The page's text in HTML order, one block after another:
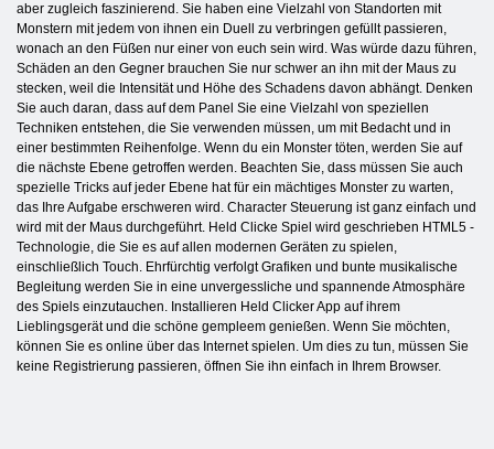
aber zugleich faszinierend. Sie haben eine Vielzahl von Standorten mit
Monstern mit jedem von ihnen ein Duell zu verbringen gefüllt passieren,
wonach an den Füßen nur einer von euch sein wird. Was würde dazu führen,
Schäden an den Gegner brauchen Sie nur schwer an ihn mit der Maus zu
stecken, weil die Intensität und Höhe des Schadens davon abhängt. Denken
Sie auch daran, dass auf dem Panel Sie eine Vielzahl von speziellen
Techniken entstehen, die Sie verwenden müssen, um mit Bedacht und in
einer bestimmten Reihenfolge. Wenn du ein Monster töten, werden Sie auf
die nächste Ebene getroffen werden. Beachten Sie, dass müssen Sie auch
spezielle Tricks auf jeder Ebene hat für ein mächtiges Monster zu warten,
das Ihre Aufgabe erschweren wird. Character Steuerung ist ganz einfach und
wird mit der Maus durchgeführt. Held Clicke Spiel wird geschrieben HTML5 -
Technologie, die Sie es auf allen modernen Geräten zu spielen,
einschließlich Touch. Ehrfürchtig verfolgt Grafiken und bunte musikalische
Begleitung werden Sie in eine unvergessliche und spannende Atmosphäre
des Spiels einzutauchen. Installieren Held Clicker App auf ihrem
Lieblingsgerät und die schöne gempleem genießen. Wenn Sie möchten,
können Sie es online über das Internet spielen. Um dies zu tun, müssen Sie
keine Registrierung passieren, öffnen Sie ihn einfach in Ihrem Browser.